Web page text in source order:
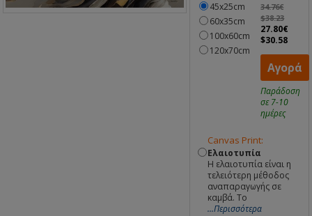
45x25cm
60x35cm
100x60cm
120x70cm
34.76€
$38.23
27.80€
$30.58
Αγορά
Παράδοση
σε 7-10
ημέρες
Canvas Print:
Ελαιοτυπία
Η ελαιοτυπία είναι η
τελειότερη μέθοδος
αναπαραγωγής σε
καμβά. Το
...Περισσότερα